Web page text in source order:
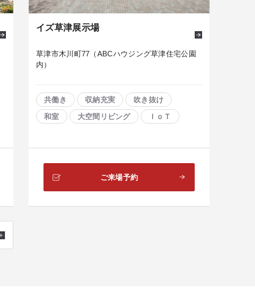
イズ草津展示場
草津市木川町77（ABCハウジング草津住宅公園
内）
共働き 収納充実
吹き抜け
和室
大空間リビング ＩｏＴ
ご来場予約